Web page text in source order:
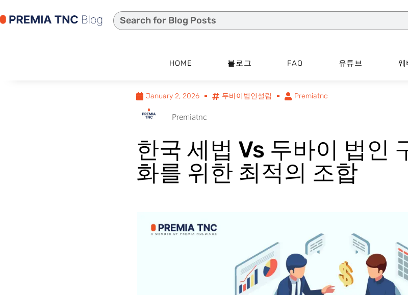
HOME 블로그 FAQ 유튜브 웨
January 2, 2026 두바이법인설립 Premiatnc
Premiatnc
한국 세법 Vs 두바이 법인
화를 위한 최적의 조합